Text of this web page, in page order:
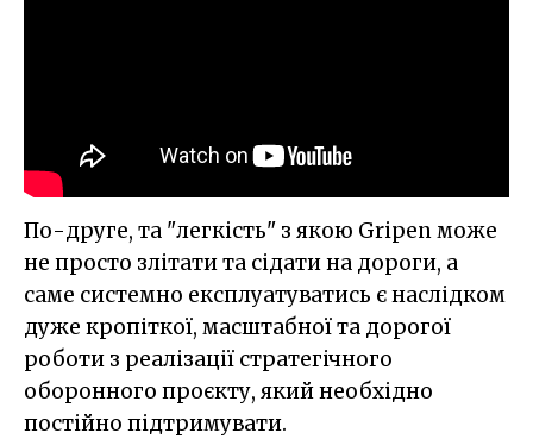
По-друге, та "легкість" з якою Gripen може
не просто злітати та сідати на дороги, а
саме системно експлуатуватись є наслідком
дуже кропіткої, масштабної та дорогої
роботи з реалізації стратегічного
оборонного проєкту, який необхідно
постійно підтримувати.